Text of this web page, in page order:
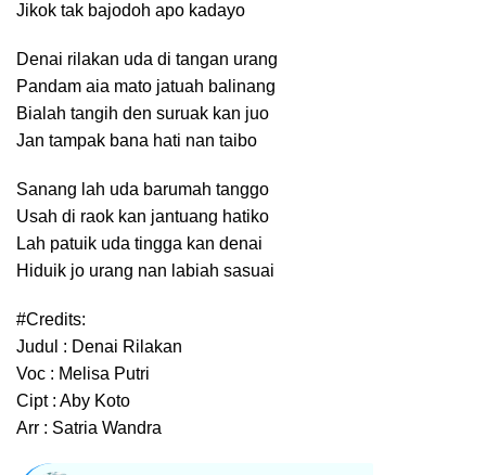
Jikok tak bajodoh apo kadayo
Denai rilakan uda di tangan urang
Pandam aia mato jatuah balinang
Bialah tangih den suruak kan juo
Jan tampak bana hati nan taibo
Sanang lah uda barumah tanggo
Usah di raok kan jantuang hatiko
Lah patuik uda tingga kan denai
Hiduik jo urang nan labiah sasuai
#Credits:
Judul : Denai Rilakan
Voc : Melisa Putri
Cipt : Aby Koto
Arr : Satria Wandra